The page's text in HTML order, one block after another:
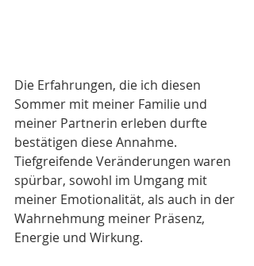
Die Erfahrungen, die ich diesen
Sommer mit meiner Familie und
meiner Partnerin erleben durfte
bestätigen diese Annahme.
Tiefgreifende Veränderungen waren
spürbar, sowohl im Umgang mit
meiner Emotionalität, als auch in der
Wahrnehmung meiner Präsenz,
Energie und Wirkung.